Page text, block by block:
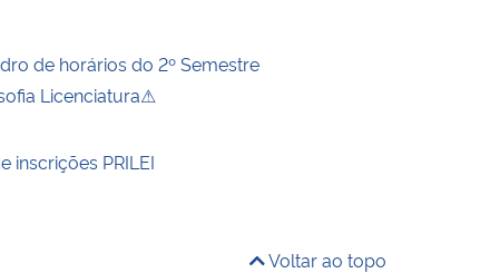
de horários do 2º Semestre
Licenciatura⚠
inscrições PRILEI
Voltar ao topo